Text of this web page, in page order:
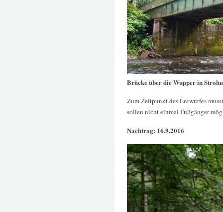
Brücke über die Wupper in Strohn
Zum Zeitpunkt des Entwurfes
sollen nicht einmal Fußgänger
Nachtrag: 16.9.2016